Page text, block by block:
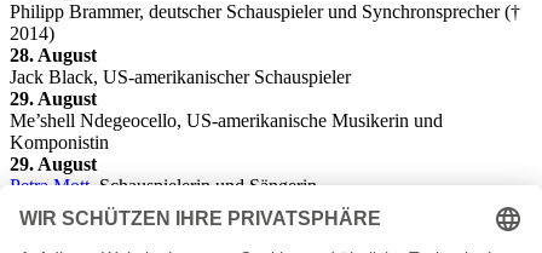
Philipp Brammer, deutscher Schauspieler und Synchronsprecher (†
2014)
28. August
Jack Black, US-amerikanischer Schauspieler
29. August
Me’shell Ndegeocello, US-amerikanische Musikerin und
Komponistin
29. August
Petra Mott, Schauspielerin und Sängerin
29. August
Michael Pinnella, US-amerikanischer Keyboarder